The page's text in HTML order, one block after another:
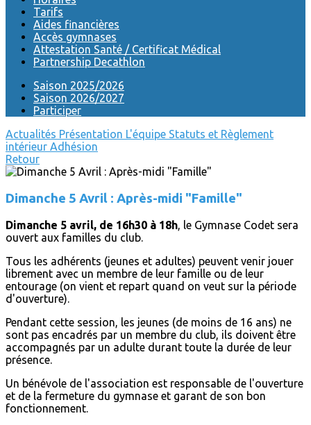
Tarifs
Aides financières
Accès gymnases
Attestation Santé / Certificat Médical
Partnership Decathlon
Saison 2025/2026
Saison 2026/2027
Participer
Actualités Présentation L'équipe Statuts et Règlement
intérieur Adhésion
Retour
Dimanche 5 Avril : Après-midi "Famille"
Dimanche 5 avril, de 16h30 à 18h, le Gymnase Codet sera
ouvert aux familles du club.
Tous les adhérents (jeunes et adultes) peuvent venir jouer
librement avec un membre de leur famille ou de leur
entourage (on vient et repart quand on veut sur la période
d'ouverture).
Pendant cette session, les jeunes (de moins de 16 ans) ne
sont pas encadrés par un membre du club, ils doivent être
accompagnés par un adulte durant toute la durée de leur
présence.
Un bénévole de l'association est responsable de l'ouverture
et de la fermeture du gymnase et garant de son bon
fonctionnement.